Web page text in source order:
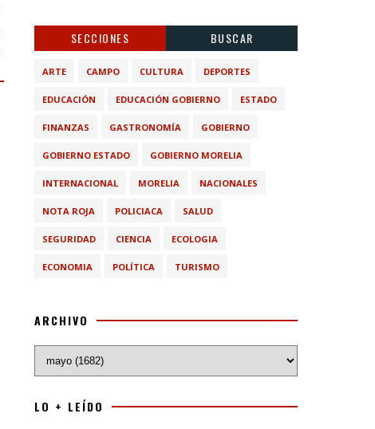
SECCIONES BUSCAR
ARTE CAMPO CULTURA DEPORTES
EDUCACIÓN EDUCACIÓN GOBIERNO ESTADO
FINANZAS GASTRONOMÍA GOBIERNO
GOBIERNO ESTADO GOBIERNO MORELIA
INTERNACIONAL MORELIA NACIONALES
NOTA ROJA POLICIACA SALUD
SEGURIDAD CIENCIA ECOLOGIA
ECONOMIA POLÍTICA TURISMO
ARCHIVO
LO + LEÍDO